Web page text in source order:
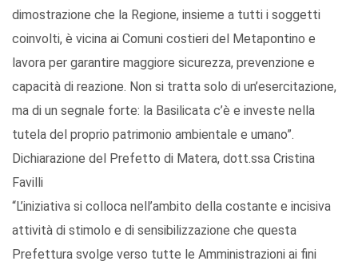
dimostrazione che la Regione, insieme a tutti i soggetti
coinvolti, è vicina ai Comuni costieri del Metapontino e
lavora per garantire maggiore sicurezza, prevenzione e
capacità di reazione. Non si tratta solo di un’esercitazione,
ma di un segnale forte: la Basilicata c’è e investe nella
tutela del proprio patrimonio ambientale e umano”.
Dichiarazione del Prefetto di Matera, dott.ssa Cristina
Favilli
“L’iniziativa si colloca nell’ambito della costante e incisiva
attività di stimolo e di sensibilizzazione che questa
Prefettura svolge verso tutte le Amministrazioni ai fini